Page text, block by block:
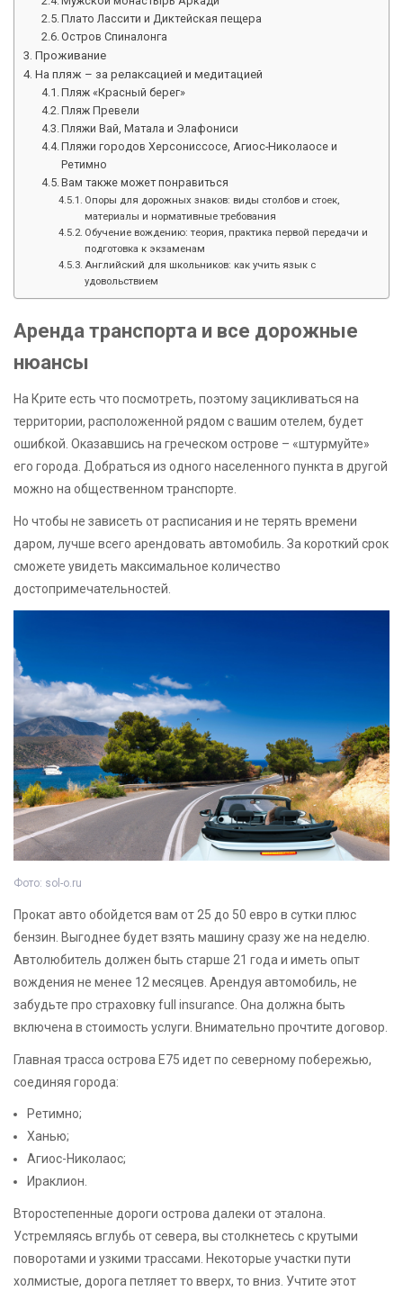
Плато Лассити и Диктейская пещера
Остров Спиналонга
Проживание
На пляж – за релаксацией и медитацией
Пляж «Красный берег»
Пляж Превели
Пляжи Вай, Матала и Элафониси
Пляжи городов Херсониссосе, Агиос-Николаосе и
Ретимно
Вам также может понравиться
Опоры для дорожных знаков: виды столбов и стоек,
материалы и нормативные требования
Обучение вождению: теория, практика первой передачи и
подготовка к экзаменам
Английский для школьников: как учить язык с
удовольствием
Аренда транспорта и все дорожные
нюансы
На Крите есть что посмотреть, поэтому зацикливаться на
территории, расположенной рядом с вашим отелем, будет
ошибкой. Оказавшись на греческом острове – «штурмуйте»
его города. Добраться из одного населенного пункта в другой
можно на общественном транспорте.
Но чтобы не зависеть от расписания и не терять времени
даром, лучше всего арендовать автомобиль. За короткий срок
сможете увидеть максимальное количество
достопримечательностей.
Фото: sol-o.ru
Прокат авто обойдется вам от 25 до 50 евро в сутки плюс
бензин. Выгоднее будет взять машину сразу же на неделю.
Автолюбитель должен быть старше 21 года и иметь опыт
вождения не менее 12 месяцев. Арендуя автомобиль, не
забудьте про страховку full insurance. Она должна быть
включена в стоимость услуги. Внимательно прочтите договор.
Главная трасса острова Е75 идет по северному побережью,
соединяя города:
Ретимно;
Ханью;
Агиос-Николаос;
Ираклион.
Второстепенные дороги острова далеки от эталона.
Устремляясь вглубь от севера, вы столкнетесь с крутыми
поворотами и узкими трассами. Некоторые участки пути
холмистые, дорога петляет то вверх, то вниз. Учтите этот